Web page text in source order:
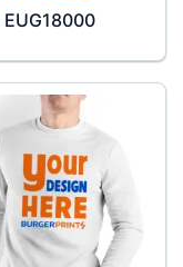
từ
đến
EUG18000